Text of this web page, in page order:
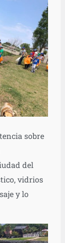
sobre
del
vidrios
y lo